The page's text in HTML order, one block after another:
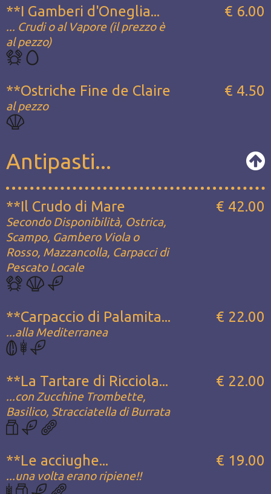
**I Gamberi d'Oneglia...
... Crudi o al Vapore (il prezzo è
al pezzo)
€ 6.00
**Ostriche Fine de Claire
al pezzo
€ 4.50
Antipasti...
**Il Crudo di Mare
Secondo Disponibilità, Ostrica,
Scampo, Gambero Viola o
Rosso, Mazzancolla, Carpacci di
Pescato Locale
€ 42.00
**Carpaccio di Palamita...
...alla Mediterranea
€ 22.00
**La Tartare di Ricciola...
...con Zucchine Trombette,
Basilico, Stracciatella di Burrata
€ 22.00
**Le acciughe...
...una volta erano ripiene!!
€ 19.00